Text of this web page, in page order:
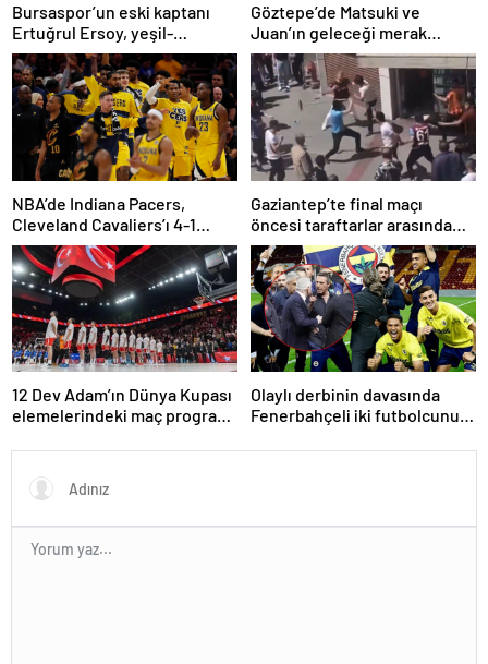
Bursaspor’un eski kaptanı
Ertuğrul Ersoy, yeşil-
beyazlılara geri döndü
Göztepe’de Matsuki ve
Juan’ın geleceği merak
konusu
NBA’de Indiana Pacers,
Cleveland Cavaliers’ı 4-1
yenerek konferans finaline
yükseldi
Gaziantep’te final maçı
öncesi taraftarlar arasında
tartışma çıktı
12 Dev Adam’ın Dünya Kupası
elemelerindeki maç programı
Olaylı derbinin davasında
Fenerbahçeli iki futbolcunun